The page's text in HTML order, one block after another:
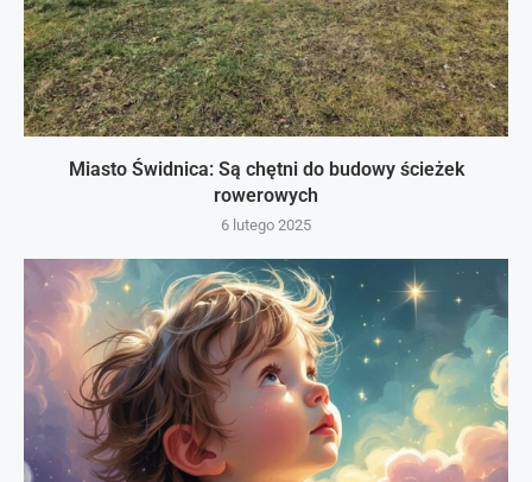
Miasto Świdnica: Są chętni do budowy ścieżek
rowerowych
6 lutego 2025